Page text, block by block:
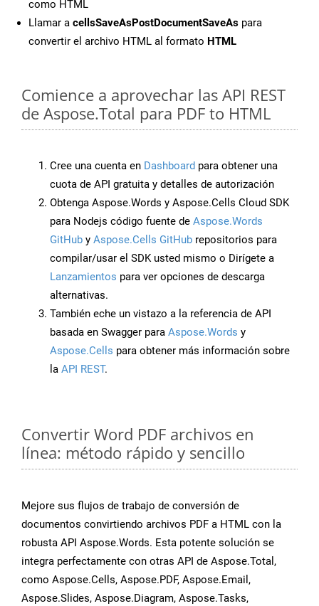
como HTML
Llamar a cellsSaveAsPostDocumentSaveAs para
convertir el archivo HTML al formato HTML
Comience a aprovechar las API REST
de Aspose.Total para PDF to HTML
Cree una cuenta en Dashboard para obtener una
cuota de API gratuita y detalles de autorización
Obtenga Aspose.Words y Aspose.Cells Cloud SDK
para Nodejs código fuente de Aspose.Words
GitHub y Aspose.Cells GitHub repositorios para
compilar/usar el SDK usted mismo o Dirígete a
Lanzamientos para ver opciones de descarga
alternativas.
También eche un vistazo a la referencia de API
basada en Swagger para Aspose.Words y
Aspose.Cells para obtener más información sobre
la API REST.
Convertir Word PDF archivos en
línea: método rápido y sencillo
Mejore sus flujos de trabajo de conversión de
documentos convirtiendo archivos PDF a HTML con la
robusta API Aspose.Words. Esta potente solución se
integra perfectamente con otras API de Aspose.Total,
como Aspose.Cells, Aspose.PDF, Aspose.Email,
Aspose.Slides, Aspose.Diagram, Aspose.Tasks,